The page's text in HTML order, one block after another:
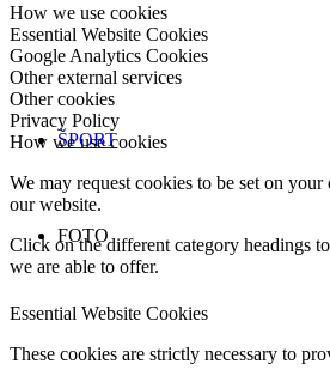
ŠPORT
FOTO
How we use cookies
Essential Website Cookies
Google Analytics Cookies
Other external services
Other cookies
Privacy Policy
How we use cookies
We may request cookies to be set on
our website.
Click on the different category headings
we are able to offer.
Essential Website Cookies
These cookies are strictly necessary to